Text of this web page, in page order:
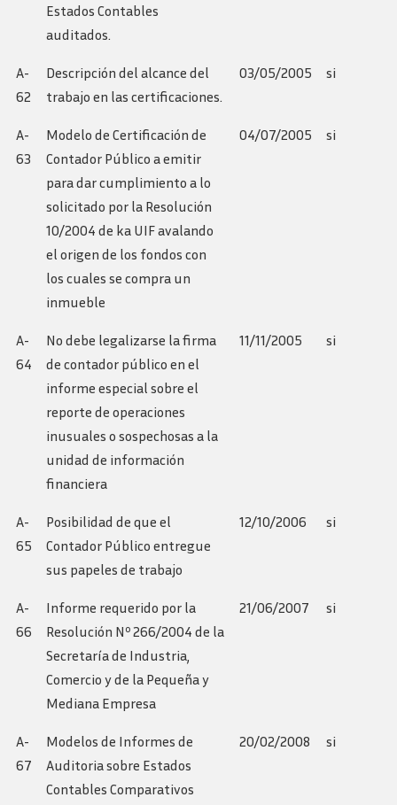
Estados Contables
auditados.
A-
62
Descripción del alcance del
trabajo en las certificaciones.
03/05/2005 si
A-
63
Modelo de Certificación de
Contador Público a emitir
para dar cumplimiento a lo
solicitado por la Resolución
10/2004 de ka UIF avalando
el origen de los fondos con
los cuales se compra un
inmueble
04/07/2005 si
A-
64
No debe legalizarse la firma
de contador público en el
informe especial sobre el
reporte de operaciones
inusuales o sospechosas a la
unidad de información
financiera
11/11/2005 si
A-
65
Posibilidad de que el
Contador Público entregue
sus papeles de trabajo
12/10/2006 si
A-
66
Informe requerido por la
Resolución Nº 266/2004 de la
Secretaría de Industria,
Comercio y de la Pequeña y
Mediana Empresa
21/06/2007 si
A-
67
Modelos de Informes de
Auditoria sobre Estados
Contables Comparativos
20/02/2008 si